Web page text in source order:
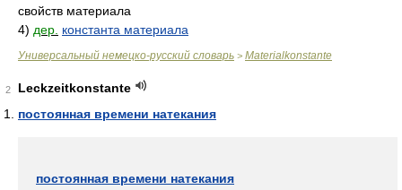
свойств материала
4) дер. константа материала
Универсальный немецко-русский словарь > Materialkonstante
2
Leckzeitkonstante
постоянная времени натекания
постоянная времени натекания